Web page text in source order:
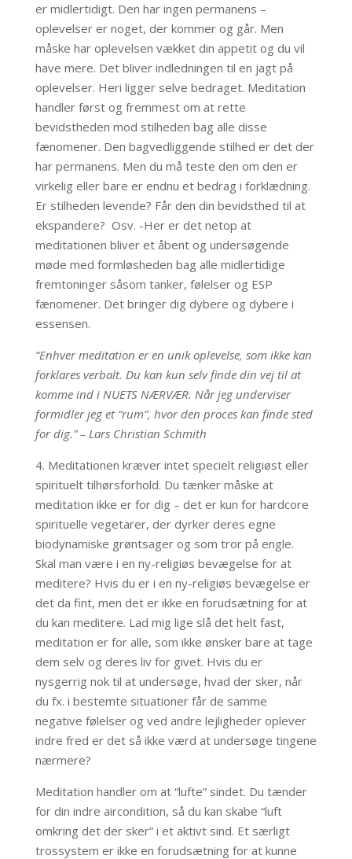
er midlertidigt. Den har ingen permanens –
oplevelser er noget, der kommer og går. Men
måske har oplevelsen vækket din appetit og du vil
have mere. Det bliver indledningen til en jagt på
oplevelser. Heri ligger selve bedraget. Meditation
handler først og fremmest om at rette
bevidstheden mod stilheden bag alle disse
fænomener. Den bagvedliggende stilhed er det der
har permanens. Men du må teste den om den er
virkelig eller bare er endnu et bedrag i forklædning.
Er stilheden levende? Får den din bevidsthed til at
ekspandere? Osv. -Her er det netop at
meditationen bliver et åbent og undersøgende
møde med formløsheden bag alle midlertidige
fremtoninger såsom tanker, følelser og ESP
fænomener. Det bringer dig dybere og dybere i
essensen.
“Enhver meditation er en unik oplevelse, som ikke kan
forklares verbalt. Du kan kun selv finde din vej til at
komme ind i NUETS NÆRVÆR. Når jeg underviser
formidler jeg et “rum”, hvor den proces kan finde sted
for dig.” – Lars Christian Schmith
4. Meditationen kræver intet specielt religiøst eller
spirituelt tilhørsforhold. Du tænker måske at
meditation ikke er for dig – det er kun for hardcore
spirituelle vegetarer, der dyrker deres egne
biodynamiske grøntsager og som tror på engle.
Skal man være i en ny-religiøs bevægelse for at
meditere? Hvis du er i en ny-religiøs bevægelse er
det da fint, men det er ikke en forudsætning for at
du kan meditere. Lad mig lige slå det helt fast,
meditation er for alle, som ikke ønsker bare at tage
dem selv og deres liv for givet. Hvis du er
nysgerrig nok til at undersøge, hvad der sker, når
du fx. i bestemte situationer får de samme
negative følelser og ved andre lejligheder oplever
indre fred er det så ikke værd at undersøge tingene
nærmere?
Meditation handler om at “lufte” sindet. Du tænder
for din indre aircondition, så du kan skabe “luft
omkring det der sker” i et aktivt sind. Et særligt
trossystem er ikke en forudsætning for at kunne